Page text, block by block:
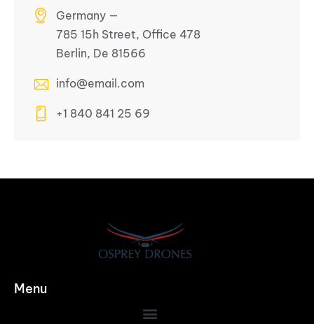
Germany —
785 15h Street, Office 478
Berlin, De 81566
info@email.com
+1 840 841 25 69
Menu